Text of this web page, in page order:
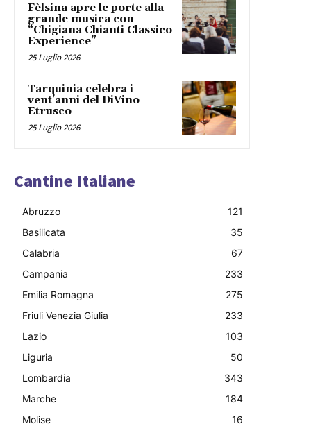
Fèlsina apre le porte alla
grande musica con
“Chigiana Chianti Classico
Experience”
25 Luglio 2026
Tarquinia celebra i
vent’anni del DiVino
Etrusco
25 Luglio 2026
Cantine Italiane
Abruzzo
121
Basilicata
35
Calabria
67
Campania
233
Emilia Romagna
275
Friuli Venezia Giulia
233
Lazio
103
Liguria
50
Lombardia
343
Marche
184
Molise
16